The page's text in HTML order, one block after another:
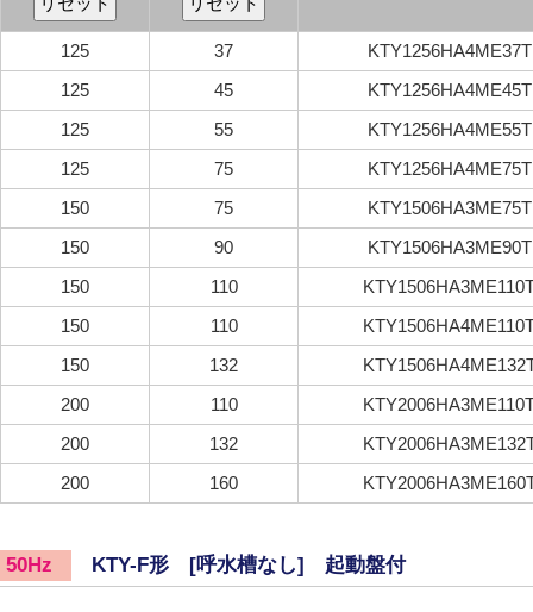
125 37
125
45
125
55
125
75
150
75
150
90
150
110
150
110
150
132
200
110
200
132
200
160
50Hz KTY-F形 [呼水槽なし] 起動盤付